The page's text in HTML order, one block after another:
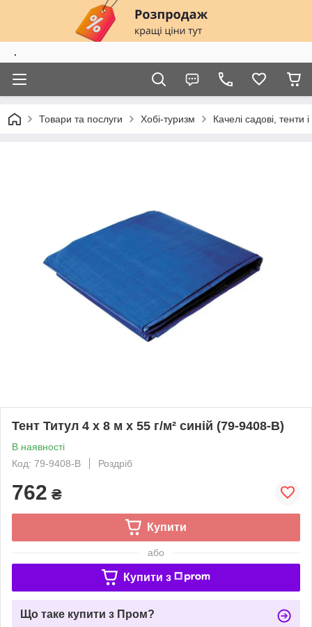
.
Товари та послуги Хобі-туризм Качелі садові, тенти
Тент Титул 4 x 8 м x 55 г/м² синій (79-9408-В)
В наявності
Код: 79-9408-В
Роздріб
762 ₴
Купити
або
Купити з
Що таке купити з Пром?